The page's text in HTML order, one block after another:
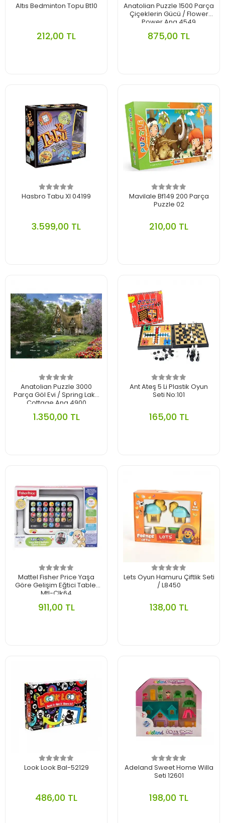
Altıs Bedminton Topu Bt10
212,00 TL
Anatolian Puzzle 1500 Parça
Çiçeklerin Gücü / Flower
Power Ana.4549
875,00 TL
Hasbro Tabu Xl 04199
3.599,00 TL
Mavilale Bf149 200 Parça
Puzzle 02
210,00 TL
Anatolian Puzzle 3000
Parça Göl Evi / Spring Lake
Cottage Ana.4900
1.350,00 TL
Ant Ateş 5 Li Plastik Oyun
Seti No:101
165,00 TL
Mattel Fisher Price Yaşa
Göre Gelişim Eğtici Tablet
Mtl-Clk64
911,00 TL
Lets Oyun Hamuru Çiftlik Seti
/ L8450
138,00 TL
Look Look Bal-52129
486,00 TL
Adeland Sweet Home Willa
Seti 12601
198,00 TL